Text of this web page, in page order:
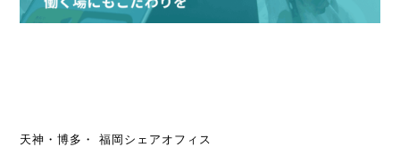
天神・博多・ 福岡シェアオフィス